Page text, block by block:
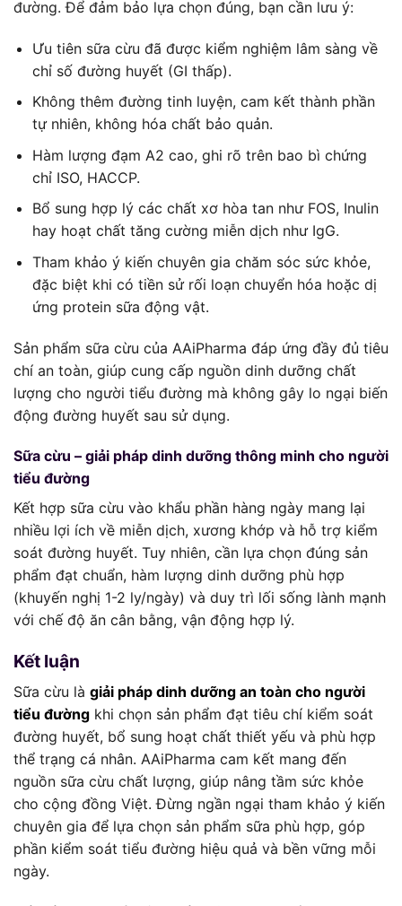
đường. Để đảm bảo lựa chọn đúng, bạn cần lưu ý:
Ưu tiên sữa cừu đã được kiểm nghiệm lâm sàng về
chỉ số đường huyết (GI thấp).
Không thêm đường tinh luyện, cam kết thành phần
tự nhiên, không hóa chất bảo quản.
Hàm lượng đạm A2 cao, ghi rõ trên bao bì chứng
chỉ ISO, HACCP.
Bổ sung hợp lý các chất xơ hòa tan như FOS, Inulin
hay hoạt chất tăng cường miễn dịch như IgG.
Tham khảo ý kiến chuyên gia chăm sóc sức khỏe,
đặc biệt khi có tiền sử rối loạn chuyển hóa hoặc dị
ứng protein sữa động vật.
Sản phẩm sữa cừu của AAiPharma đáp ứng đầy đủ tiêu
chí an toàn, giúp cung cấp nguồn dinh dưỡng chất
lượng cho người tiểu đường mà không gây lo ngại biến
động đường huyết sau sử dụng.
Sữa cừu – giải pháp dinh dưỡng thông minh cho người
tiểu đường
Kết hợp sữa cừu vào khẩu phần hàng ngày mang lại
nhiều lợi ích về miễn dịch, xương khớp và hỗ trợ kiểm
soát đường huyết. Tuy nhiên, cần lựa chọn đúng sản
phẩm đạt chuẩn, hàm lượng dinh dưỡng phù hợp
(khuyến nghị 1-2 ly/ngày) và duy trì lối sống lành mạnh
với chế độ ăn cân bằng, vận động hợp lý.
Kết luận
Sữa cừu là giải pháp dinh dưỡng an toàn cho người
tiểu đường khi chọn sản phẩm đạt tiêu chí kiểm soát
đường huyết, bổ sung hoạt chất thiết yếu và phù hợp
thể trạng cá nhân. AAiPharma cam kết mang đến
nguồn sữa cừu chất lượng, giúp nâng tầm sức khỏe
cho cộng đồng Việt. Đừng ngần ngại tham khảo ý kiến
chuyên gia để lựa chọn sản phẩm sữa phù hợp, góp
phần kiểm soát tiểu đường hiệu quả và bền vững mỗi
ngày.